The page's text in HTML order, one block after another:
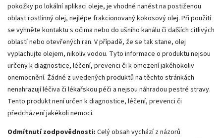
pokožky po lokální aplikaci oleje, je vhodné nanést na postiženou
oblast rostlinný olej, nejlépe frakcionovaný kokosový olej. Při použití
se vyhněte kontaktu s očima nebo do ušního kanálu či dalších citlivých
oblastí nebo otevřených ran. V případě, že se tak stane, olej
vyplachujte olejem, nikoliv vodou. Tyto informace o produktu nejsou
určeny k diagnostice, léčení, prevenci či k omezení jakéhokoliv
onemocnění. Žádné z uvedených produktů na těchto stránkách
nenahrazují léčiva či lékařskou péči a nejsou náhradou pestré stravy.
Tento produkt není určen k diagnostice, léčení, prevenci či
předcházení jakékoli nemoci.
Odmítnutí zodpovědnosti: Celý obsah vychází z názorů